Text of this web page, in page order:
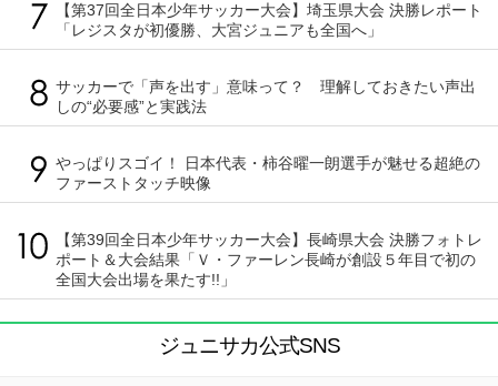
【第37回全日本少年サッカー大会】埼玉県大会 決勝レポート
「レジスタが初優勝、大宮ジュニアも全国へ」
サッカーで「声を出す」意味って？ 理解しておきたい声出
しの“必要感”と実践法
やっぱりスゴイ！ 日本代表・柿谷曜一朗選手が魅せる超絶の
ファーストタッチ映像
【第39回全日本少年サッカー大会】長崎県大会 決勝フォトレ
ポート＆大会結果「Ｖ・ファーレン長崎が創設５年目で初の
全国大会出場を果たす!!」
ジュニサカ公式SNS